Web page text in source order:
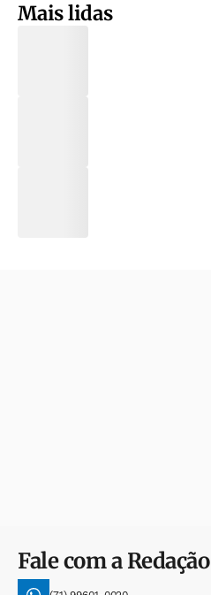
Mais lidas
Fale com a Redação